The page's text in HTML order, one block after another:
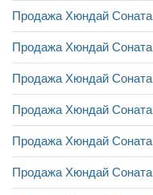
Продажа Хюндай Соната
Продажа Хюндай
Продажа Хюндай Соната
Продажа Хюндай
Продажа Хюндай
Продажа Хюндай Соната